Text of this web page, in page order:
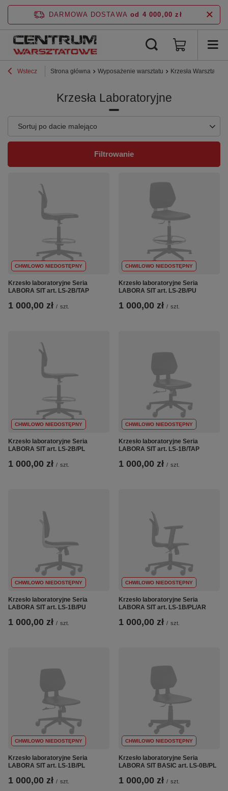
DARMOWA DOSTAWA od 4 000,00 zł
Wstecz Strona główna Wyposażenie warsztatu Krzesła Warsztatowe
Krzesła Laboratoryjne
Zmień sortowanie
Sortuj po dacie malejąco
Filtrowanie
CHWILOWO NIEDOSTĘPNY
Krzesło laboratoryjne Seria
LABORA SIT art. LS-2B/TAP
1 000,00 zł / szt.
CHWILOWO NIEDOSTĘPNY
Krzesło laboratoryjne Seria
LABORA SIT art. LS-2B/PU
1 000,00 zł / szt.
CHWILOWO NIEDOSTĘPNY
Krzesło laboratoryjne Seria
LABORA SIT art. LS-2B/PL
1 000,00 zł / szt.
CHWILOWO NIEDOSTĘPNY
Krzesło laboratoryjne Seria
LABORA SIT art. LS-1B/TAP
1 000,00 zł / szt.
CHWILOWO NIEDOSTĘPNY
Krzesło laboratoryjne Seria
LABORA SIT art. LS-1B/PU
1 000,00 zł / szt.
CHWILOWO NIEDOSTĘPNY
Krzesło laboratoryjne Seria
LABORA SIT art. LS-1B/PL/AR
1 000,00 zł / szt.
CHWILOWO NIEDOSTĘPNY
Krzesło laboratoryjne Seria
LABORA SIT art. LS-1B/PL
1 000,00 zł / szt.
CHWILOWO NIEDOSTĘPNY
Krzesło laboratoryjne Seria
LABORA SIT BASIC art. LS-0B/PL
1 000,00 zł / szt.